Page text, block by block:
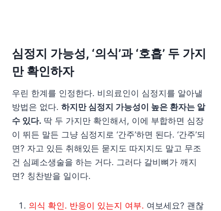
심정지 가능성, ‘의식’과 ‘호흡’ 두 가지
만 확인하자
우린 한계를 인정한다. 비의료인이 심정지를 알아낼
방법은 없다. 하지만 심정지 가능성이 높은 환자는 알
수 있다. 딱 두 가지만 확인해서, 이에 부합하면 심장
이 뛰든 말든 그냥 심정지로 ‘간주’하면 된다. ‘간주’되
면? 자고 있든 취해있든 묻지도 따지지도 말고 무조
건 심폐소생술을 하는 거다. 그러다 갈비뼈가 깨지
면? 칭찬받을 일이다.
의식 확인. 반응이 있는지 여부. 여보세요? 괜찮